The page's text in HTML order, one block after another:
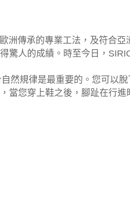
洲傳承的專業工法，及符合
驚人的成績。時至今日，
然規律是最重要的。您可以
當您穿上鞋之後，腳趾在行